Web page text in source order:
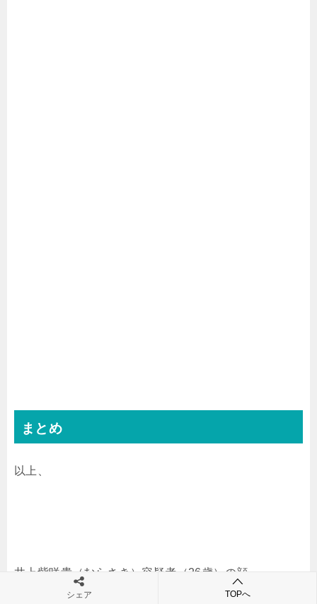
まとめ
以上、
井上紫咲貴（むらさき）容疑者（26歳）の顔・
twitter/instagram特定！高級時計・ロレックス「デイト
シェア TOPへ